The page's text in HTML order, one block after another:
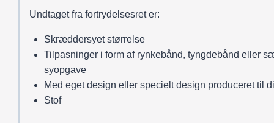
Undtaget fra fortrydelsesret er:
Skræddersyet størrelse
Tilpasninger i form af rynkebånd, tyngdebånd eller
syopgave
Med eget design eller specielt design produceret til
Stof